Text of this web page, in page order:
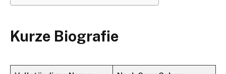
Kurze Biografie